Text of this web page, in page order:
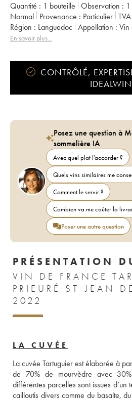
Quantité : 1 bouteille Observation :
Normal
Provenance : particulier
Région : Languedoc Appellation :
Propriétaire :
En savoir plus...
CONTRÔLÉ,
Posez une question à
sommelière IA
Avec quel plat l'accorder ?
Quels vins similaires me
Comment le servir ?
Combien va me coûter la
Poser une autre question
PRÉSENTATION
VIN DE FRANCE
PRIEURÉ ST-JEAN
2022
LA CUVÉE
La cuvée Tartuguier est élaborée à
de 70% de mourvèdre avec
différentes parcelles sont issues
cailloutis divers comme du basalte,